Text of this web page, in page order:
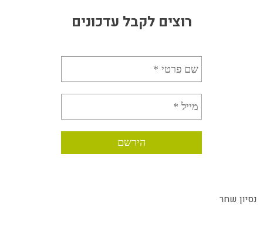
רוצים לקבל עדכונים
נסיון שחר